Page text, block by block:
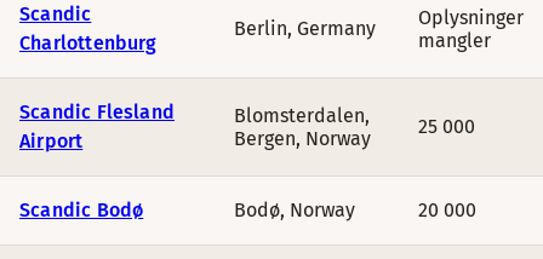
Scandic Berlin Kurfürstendamm
Scandic Frankfurt Hafenpark
Scandic Stuttgart Europaviertel
Scandic Wroclaw
Scandic
Charlottenburg
Berlin, Germany
Oplysninger
mangler
Scandic Flesland
Airport
Blomsterdalen,
Bergen, Norway
25 000
Scandic Bodø Bodø, Norway 20 000